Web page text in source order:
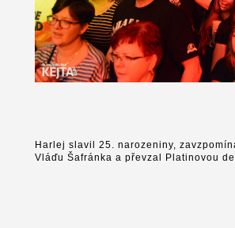
Harlej slavil 25. narozeniny,
Vláďu Šafránka a převzal Platinovou